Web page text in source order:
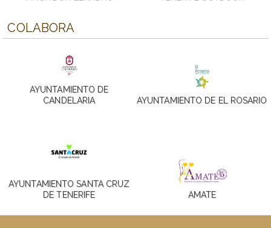
COLABORA
AYUNTAMIENTO DE
CANDELARIA
AYUNTAMIENTO DE EL ROSARIO
AYUNTAMIENTO SANTA CRUZ
DE TENERIFE
AMATE